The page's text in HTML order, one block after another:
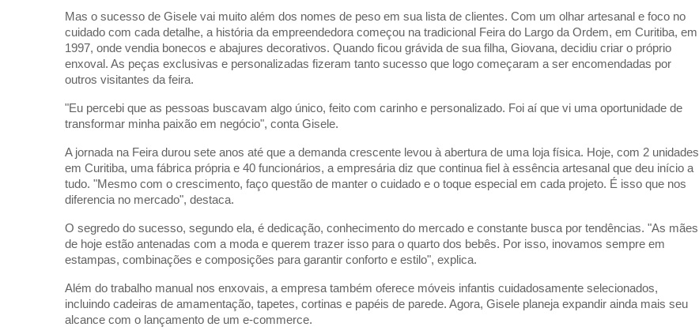
Mas o sucesso de Gisele vai muito além dos nomes de peso em sua lista de clientes. Com um olhar artesanal e foco no
cuidado com cada detalhe, a história da empreendedora começou na tradicional Feira do Largo da Ordem, em Curitiba, em
1997, onde vendia bonecos e abajures decorativos. Quando ficou grávida de sua filha, Giovana, decidiu criar o próprio
enxoval. As peças exclusivas e personalizadas fizeram tanto sucesso que logo começaram a ser encomendadas por
outros visitantes da feira.
"Eu percebi que as pessoas buscavam algo único, feito com carinho e personalizado. Foi aí que vi uma oportunidade de
transformar minha paixão em negócio", conta Gisele.
A jornada na Feira durou sete anos até que a demanda crescente levou à abertura de uma loja física. Hoje, com 2 unidades
em Curitiba, uma fábrica própria e 40 funcionários, a empresária diz que continua fiel à essência artesanal que deu início a
tudo. "Mesmo com o crescimento, faço questão de manter o cuidado e o toque especial em cada projeto. É isso que nos
diferencia no mercado", destaca.
O segredo do sucesso, segundo ela, é dedicação, conhecimento do mercado e constante busca por tendências. "As mães
de hoje estão antenadas com a moda e querem trazer isso para o quarto dos bebês. Por isso, inovamos sempre em
estampas, combinações e composições para garantir conforto e estilo", explica.
Além do trabalho manual nos enxovais, a empresa também oferece móveis infantis cuidadosamente selecionados,
incluindo cadeiras de amamentação, tapetes, cortinas e papéis de parede. Agora, Gisele planeja expandir ainda mais seu
alcance com o lançamento de um e-commerce.